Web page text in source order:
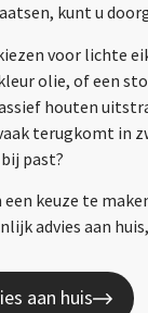
kunt u
voor lichte
olie, of een
houten
terugkomt in
past?
keuze te
advies aan
aan huis